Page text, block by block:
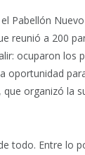
Pabellón
reunió a 200
ocuparon los
oportunidad
, que organizó la
todo. Entre lo